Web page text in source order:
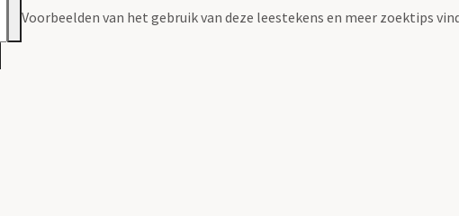
Voorbeelden van het gebruik van deze leestekens en meer zoektips